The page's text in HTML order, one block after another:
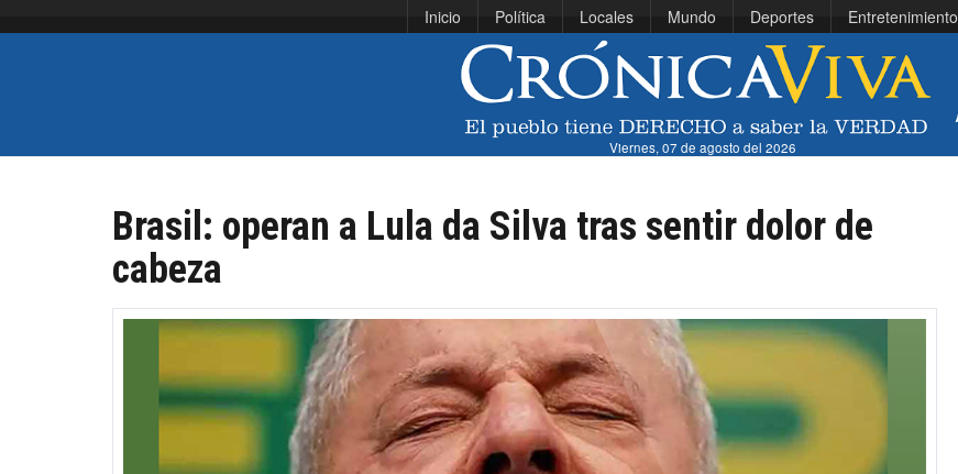
Inicio Política Locales Mundo Deportes Entretenimiento
Viernes, 07 de agosto del 2026
Brasil: operan a Lula da Silva tras sentir dolor de
cabeza